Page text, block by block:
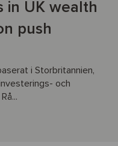
in UK wealth
push
i Storbritannien,
och